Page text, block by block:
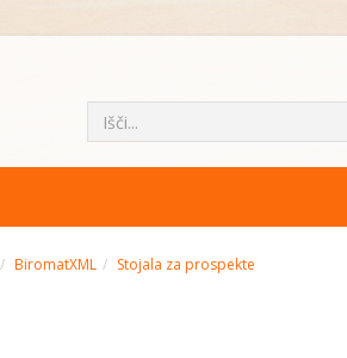
BiromatXML Stojala za prospekte